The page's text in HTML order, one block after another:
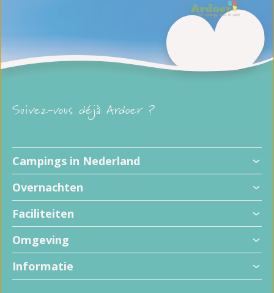
Suivez-vous déjà Ardoer ?
Campings in Nederland
Overnachten
Faciliteiten
Omgeving
Informatie